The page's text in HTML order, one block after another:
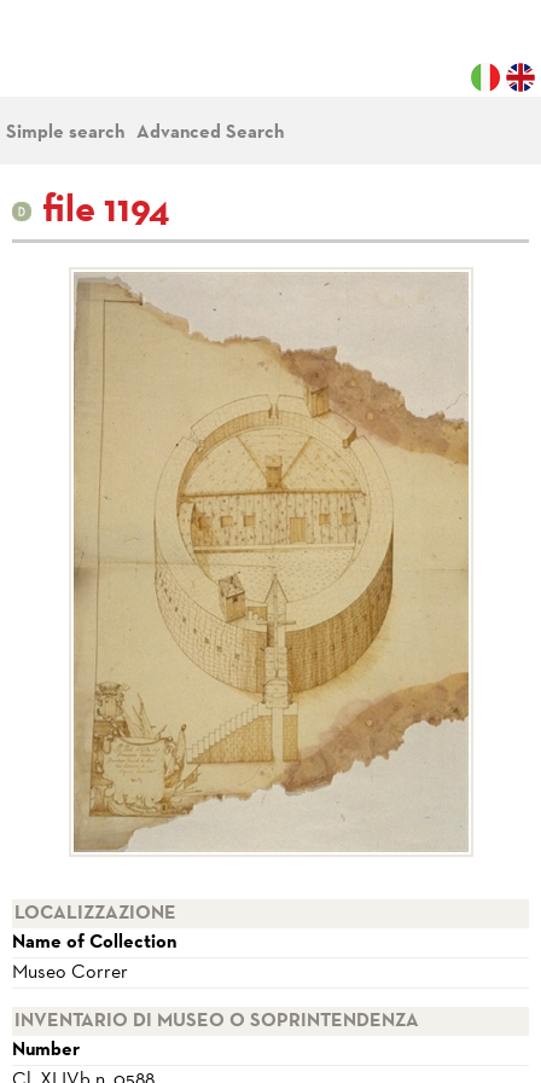
Simple search Advanced Search
file 1194
LOCALIZZAZIONE
Name of Collection
Museo Correr
INVENTARIO DI MUSEO O SOPRINTENDENZA
Number